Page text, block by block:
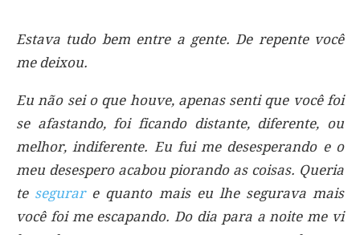
Estava tudo bem entre a gente. De repente você
me deixou.
Eu não sei o que houve, apenas senti que você foi
se afastando, foi ficando distante, diferente, ou
melhor, indiferente. Eu fui me desesperando e o
meu desespero acabou piorando as coisas. Queria
te segurare quanto mais eu lhe segurava mais
você foi me escapando. Do dia para a noite me vi